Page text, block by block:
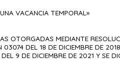
VACANCIA TEMPORAL»
OTORGADAS MEDIANTE
03074 DEL 18 DE DICIEMBRE DE
9 DE DICIEMBRE DE 2021 Y SE